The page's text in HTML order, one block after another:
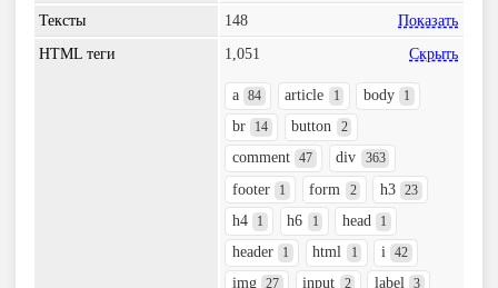
Тексты
148
Показать
HTML теги
1,051 Скрыть
a 84 article 1 body 1
br 14 button 2
comment 47 div 363
footer 1 form 2 h3 23
h4 1 h6 1 head 1
header 1 html 1 i 42
img 27 input 2 label 3